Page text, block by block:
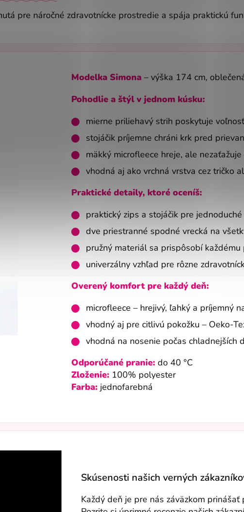
pre náročné zdravotnícke prostredie a spája praktickú
Modelka Simona – výška 174 cm,
Pohodlie a štýl v jednom kúsku:
mierne priliehavý strih poskytuje
stojáčik príjemne chráni krk pred
mäkký microfleece hreje, ale
vhodná aj ako vrchná vrstva cez tričko
Praktické detaily, ktoré oceníš:
praktický zips a stojáčik pre
dve priestranné spodné vrecká na
pružný materiál sa prispôsobí každému
univerzálny vzhľad pre rôzne
Overený komfort pre každý deň:
microfleece – hrejivý, ľahký a príjemný
vhodný aj pre citlivú pokožku – Oeko-
vhodná na nosenie počas chladnejších
Odporúčané pranie: do 40 °C
Zloženie: 100% polyester
Farba: jednofarebná
Skúsenosti našich verných
Každý deň je pre nás záväzkom